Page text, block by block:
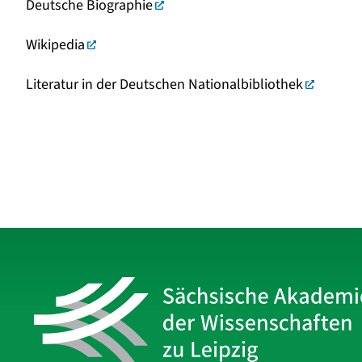
Deutsche Biographie
Wikipedia
Literatur in der Deutschen Nationalbibliothek